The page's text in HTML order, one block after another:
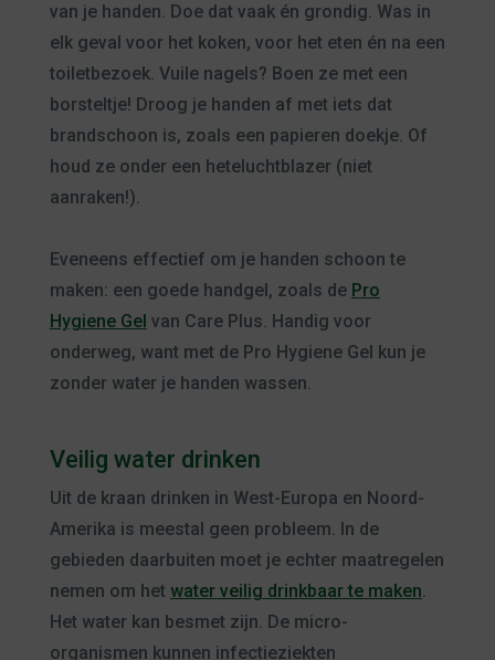
van je handen. Doe dat vaak én grondig. Was in
elk geval voor het koken, voor het eten én na een
toiletbezoek. Vuile nagels? Boen ze met een
borsteltje! Droog je handen af met iets dat
brandschoon is, zoals een papieren doekje. Of
houd ze onder een heteluchtblazer (niet
aanraken!).
Eveneens effectief om je handen schoon te
maken: een goede handgel, zoals de Pro
Hygiene Gel van Care Plus. Handig voor
onderweg, want met de Pro Hygiene Gel kun je
zonder water je handen wassen.
Veilig water drinken
Uit de kraan drinken in West-Europa en Noord-
Amerika is meestal geen probleem. In de
gebieden daarbuiten moet je echter maatregelen
nemen om het water veilig drinkbaar te maken.
Het water kan besmet zijn. De micro-
organismen kunnen infectieziekten